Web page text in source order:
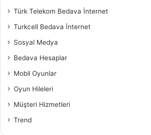
Türk Telekom Bedava İnternet
Turkcell Bedava İnternet
Sosyal Medya
Bedava Hesaplar
Mobil Oyunlar
Oyun Hileleri
Müşteri Hizmetleri
Trend